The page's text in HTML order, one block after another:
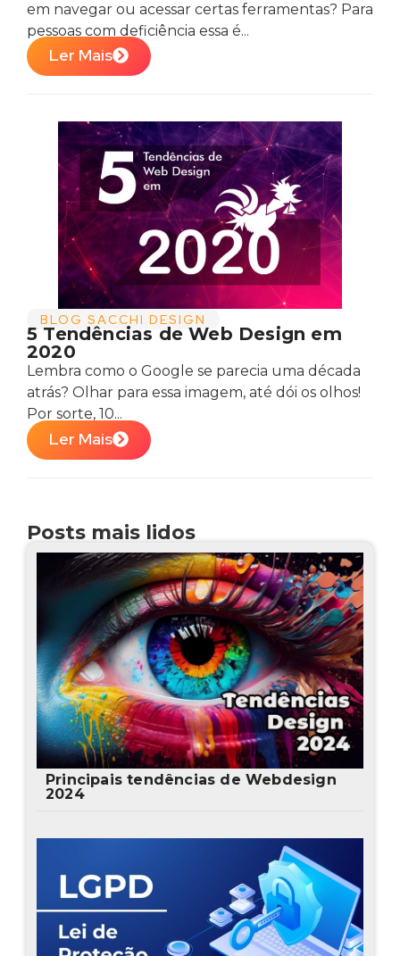
em navegar ou acessar certas ferramentas? Para
pessoas com deficiência essa é...
Ler Mais
BLOG SACCHI DESIGN
5 Tendências de Web Design em
2020
Lembra como o Google se parecia uma década
atrás? Olhar para essa imagem, até dói os olhos!
Por sorte, 10...
Ler Mais
Posts mais lidos
Principais tendências de Webdesign
2024